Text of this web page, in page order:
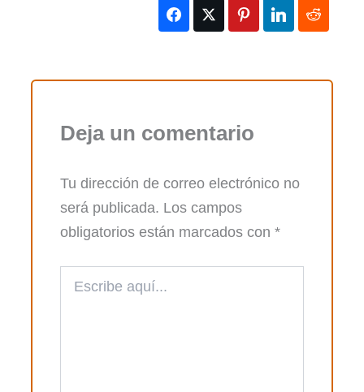
Deja un comentario
Tu dirección de correo electrónico no
será publicada. Los campos
obligatorios están marcados con *
aquí...